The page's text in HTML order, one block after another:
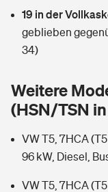
Tools
Hochwasser-Check:
Sie haben Fragen?
Handyversicherung
Private
Zur Übersicht
Wer versichert
Rentenrechner:
19 in der
geblieben
34)
Weitere
(HSN/TSN
VW T5, 7HCA
96 kW, Diesel,
VW T5, 7HCA